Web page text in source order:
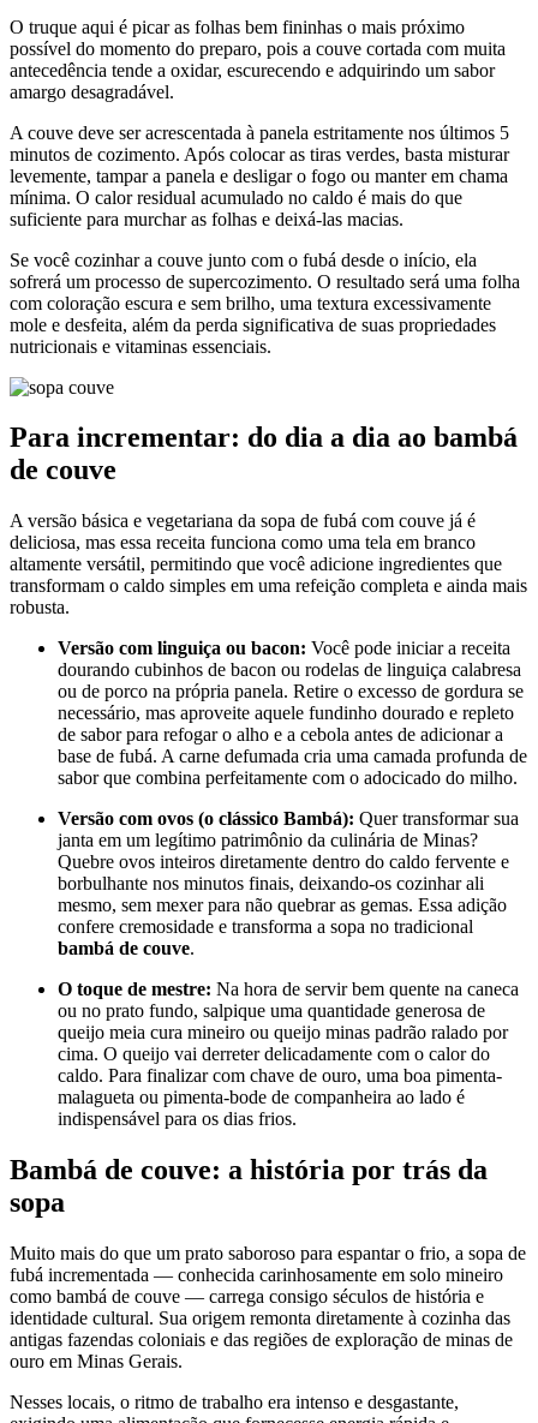
O truque aqui é picar as folhas bem fininhas o mais próximo
possível do momento do preparo, pois a couve cortada com muita
antecedência tende a oxidar, escurecendo e adquirindo um sabor
amargo desagradável.
A couve deve ser acrescentada à panela estritamente nos últimos 5
minutos de cozimento. Após colocar as tiras verdes, basta misturar
levemente, tampar a panela e desligar o fogo ou manter em chama
mínima. O calor residual acumulado no caldo é mais do que
suficiente para murchar as folhas e deixá-las macias.
Se você cozinhar a couve junto com o fubá desde o início, ela
sofrerá um processo de supercozimento. O resultado será uma folha
com coloração escura e sem brilho, uma textura excessivamente
mole e desfeita, além da perda significativa de suas propriedades
nutricionais e vitaminas essenciais.
Para incrementar: do dia a dia ao bambá
de couve
A versão básica e vegetariana da sopa de fubá com couve já é
deliciosa, mas essa receita funciona como uma tela em branco
altamente versátil, permitindo que você adicione ingredientes que
transformam o caldo simples em uma refeição completa e ainda mais
robusta.
Versão com linguiça ou bacon: Você pode iniciar a receita
dourando cubinhos de bacon ou rodelas de linguiça calabresa
ou de porco na própria panela. Retire o excesso de gordura se
necessário, mas aproveite aquele fundinho dourado e repleto
de sabor para refogar o alho e a cebola antes de adicionar a
base de fubá. A carne defumada cria uma camada profunda de
sabor que combina perfeitamente com o adocicado do milho.
Versão com ovos (o clássico Bambá): Quer transformar sua
janta em um legítimo patrimônio da culinária de Minas?
Quebre ovos inteiros diretamente dentro do caldo fervente e
borbulhante nos minutos finais, deixando-os cozinhar ali
mesmo, sem mexer para não quebrar as gemas. Essa adição
confere cremosidade e transforma a sopa no tradicional
bambá de couve.
O toque de mestre: Na hora de servir bem quente na caneca
ou no prato fundo, salpique uma quantidade generosa de
queijo meia cura mineiro ou queijo minas padrão ralado por
cima. O queijo vai derreter delicadamente com o calor do
caldo. Para finalizar com chave de ouro, uma boa pimenta-
malagueta ou pimenta-bode de companheira ao lado é
indispensável para os dias frios.
Bambá de couve: a história por trás da
sopa
Muito mais do que um prato saboroso para espantar o frio, a sopa de
fubá incrementada — conhecida carinhosamente em solo mineiro
como bambá de couve — carrega consigo séculos de história e
identidade cultural. Sua origem remonta diretamente à cozinha das
antigas fazendas coloniais e das regiões de exploração de minas de
ouro em Minas Gerais.
Nesses locais, o ritmo de trabalho era intenso e desgastante,